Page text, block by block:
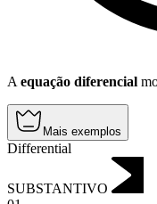
A equação diferencial
Mais exemplos
Differential
SUBSTANTIVO